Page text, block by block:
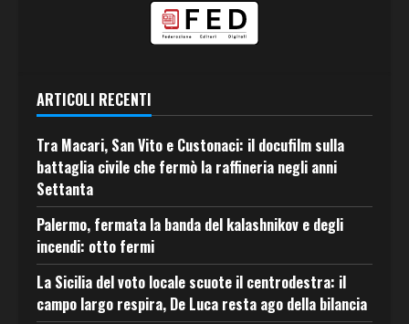
ARTICOLI RECENTI
Tra Macari, San Vito e Custonaci: il docufilm sulla
battaglia civile che fermò la raffineria negli anni
Settanta
Palermo, fermata la banda del kalashnikov e degli
incendi: otto fermi
La Sicilia del voto locale scuote il centrodestra: il
campo largo respira, De Luca resta ago della bilancia